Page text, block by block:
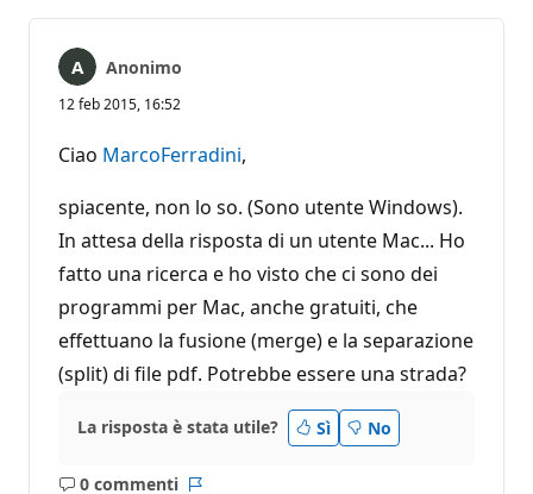
Anonimo
12 feb 2015, 16:52
Ciao MarcoFerradini,
spiacente, non lo so. (Sono utente Windows).
In attesa della risposta di un utente Mac... Ho
fatto una ricerca e ho visto che ci sono dei
programmi per Mac, anche gratuiti, che
effettuano la fusione (merge) e la separazione
(split) di file pdf. Potrebbe essere una strada?
La risposta è stata utile? Sì No
0 commenti